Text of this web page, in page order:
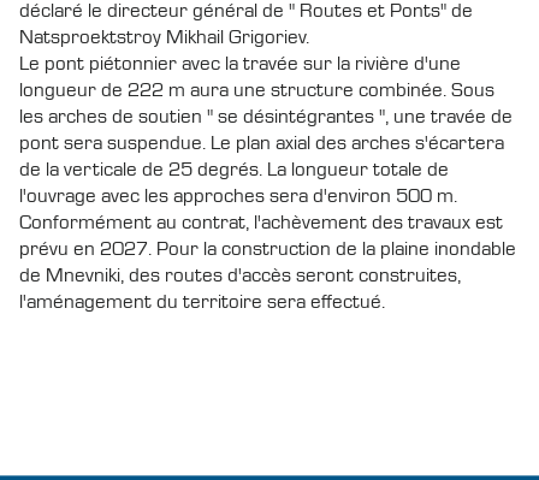
déclaré le directeur général de " Routes et Ponts" de
Natsproektstroy Mikhail Grigoriev.
Le pont piétonnier avec la travée sur la rivière d'une
longueur de 222 m aura une structure combinée. Sous
les arches de soutien " se désintégrantes ", une travée de
pont sera suspendue. Le plan axial des arches s'écartera
de la verticale de 25 degrés. La longueur totale de
l'ouvrage avec les approches sera d'environ 500 m.
Conformément au contrat, l'achèvement des travaux est
prévu en 2027. Pour la construction de la plaine inondable
de Mnevniki, des routes d'accès seront construites,
l'aménagement du territoire sera effectué.